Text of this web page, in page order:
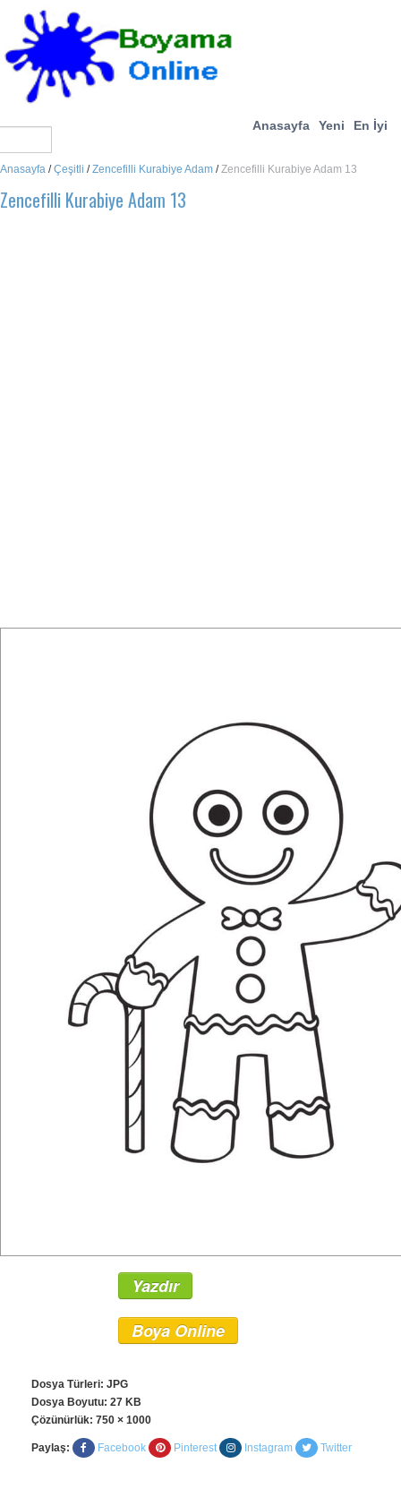
Anasayfa Yeni En İyi
Anasayfa /Çeşitli /Zencefilli Kurabiye Adam /Zencefilli Kurabiye Adam 13
Zencefilli Kurabiye Adam 13
Yazdır
Boya Online
Dosya Türleri: JPG
Dosya Boyutu: 27 KB
Çözünürlük: 750 × 1000
Paylaş: Facebook Pinterest Instagram Twitter